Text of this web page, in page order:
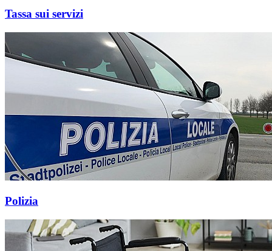
Tassa sui servizi
Polizia